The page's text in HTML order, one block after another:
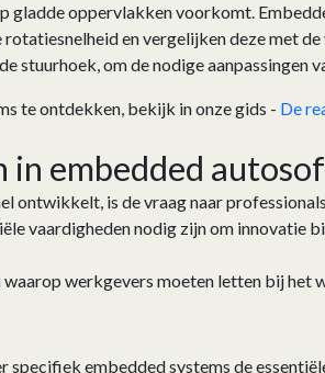
oppervlakken voorkomt.
en vergelijken deze met
stuurhoek, om de nodige aanpassingen
te ontdekken, bekijk in onze gids - De
in embedded
ontwikkelt, is de vraag naar
vaardigheden nodig zijn om innovatie
werkgevers moeten letten bij het
embedded systems de